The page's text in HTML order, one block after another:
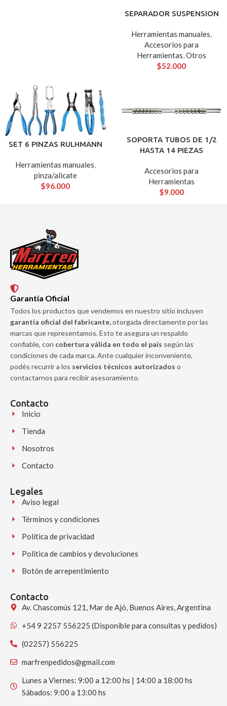
SEPARADOR SUSPENSION
Herramientas manuales,
Accesorios para
Herramientas,Otros
$52.000
SET 6 PINZAS RULHMANN
Herramientas manuales,
pinza/alicate
$96.000
SOPORTA TUBOS DE 1/2
HASTA 14 PIEZAS
Accesorios para
Herramientas
$9.000
Garantía Oficial
Todos los productos que vendemos en nuestro sitio incluyen
garantía oficial del fabricante,otorgada directamente por las
marcas que representamos. Esto te asegura un respaldo
confiable, con cobertura válida en todo el país según las
condiciones de cada marca. Ante cualquier inconveniente,
podés recurrir a los servicios técnicos autorizados o
contactarnos para recibir asesoramiento.
Contacto
Inicio
Tienda
Nosotros
Contacto
Legales
Aviso legal
Términos y condiciones
Política de privacidad
Politica de cambios y devoluciones
Botón de arrepentimiento
Contacto
Av. Chascomús 121, Mar de Ajó, Buenos Aires, Argentina
+54 9 2257 556225 (Disponible para consultas y pedidos)
(02257) 556225
marfrenpedidos@gmail.com
Lunes a Viernes: 9:00 a 12:00 hs | 14:00 a 18:00 hs
Sábados: 9:00 a 13:00 hs